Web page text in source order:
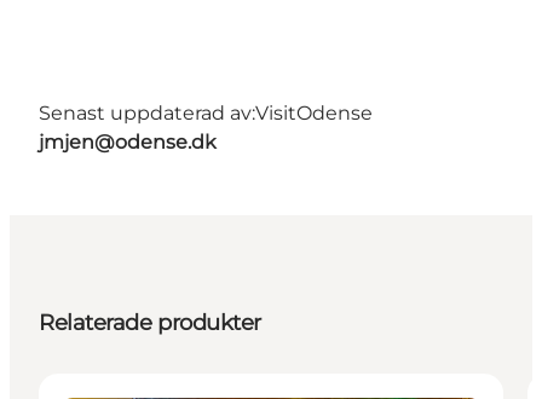
Senast uppdaterad av:VisitOdense
jmjen@odense.dk
Relaterade produkter